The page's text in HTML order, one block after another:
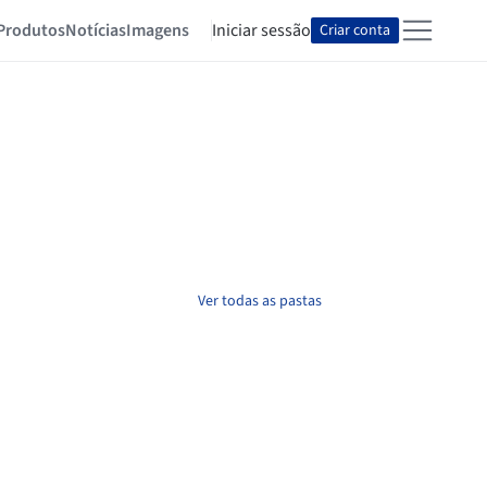
NotíciasImagens Iniciar sessão Criar conta
Ver todas as pastas